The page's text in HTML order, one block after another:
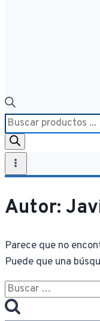
Búsqueda
de
productos
Autor:
Parece que no
Puede que una
Buscar: